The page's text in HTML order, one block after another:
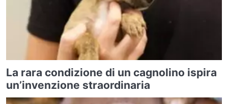
La rara condizione di un cagnolino ispira
un’invenzione straordinaria